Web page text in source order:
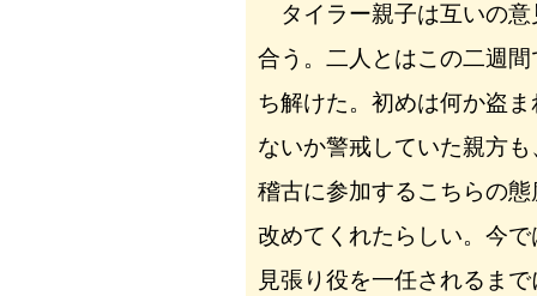
タイラー親子は互いの意
合う。二人とはこの二週
ち解けた。初めは何か盗
ないか警戒していた親方
稽古に参加するこちらの
改めてくれたらしい。今
見張り役を一任されるま